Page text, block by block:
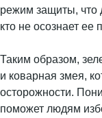
режим защиты, что
кто не осознает ее
Таким образом,
и коварная змея,
осторожности.
поможет людям